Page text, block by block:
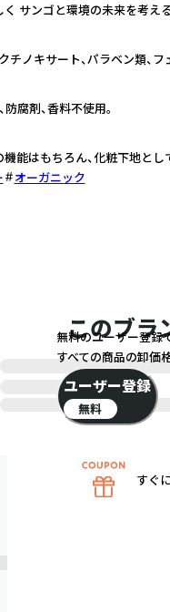
サンゴと環境の未来を考え
チノキサート、パラベン類、
腐剤、香料不使用。
能はもちろん、化粧下地と
オーガニック
このブラ
無料のユーザー登録
すべての商品の卸価
ユーザー登録
無料
すぐ